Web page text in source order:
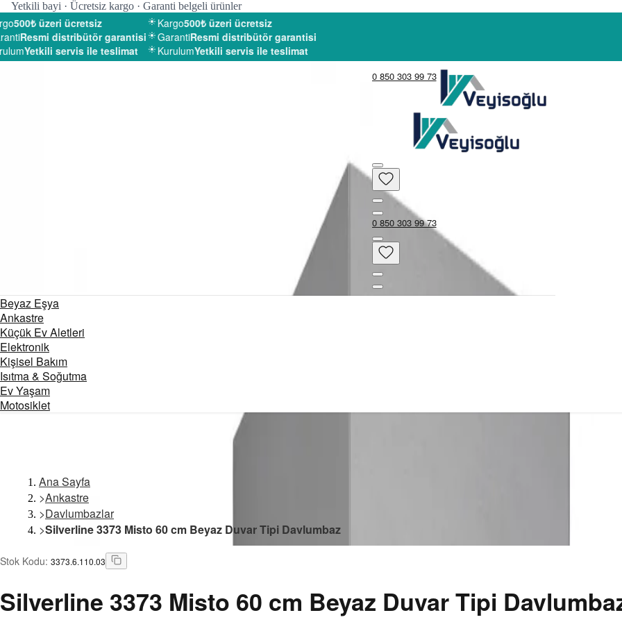
Yetkili bayi · Ücretsiz kargo · Garanti belgeli ürünler
500₺ üzeri ücretsiz
Resmi distribütör garantisi
Yetkili servis ile teslimat
Kargo500₺ üzeri ücretsiz
GarantiResmi distribütör garantisi
KurulumYetkili servis ile teslimat
0 850 303 99 73
0 850 303 99 73
Beyaz Eşya
Ankastre
Küçük Ev Aletleri
Elektronik
Kişisel Bakım
Isıtma & Soğutma
Ev Yaşam
Motosiklet
Ana Sayfa
>Ankastre
>Davlumbazlar
>Silverline 3373 Misto 60 cm Beyaz Duvar Tipi Davlumbaz
Stok Kodu: 3373.6.110.03
Silverline 3373 Misto 60 cm Beyaz Duvar Tipi